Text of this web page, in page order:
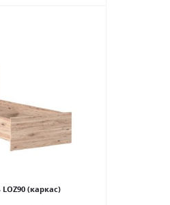
(каркас)